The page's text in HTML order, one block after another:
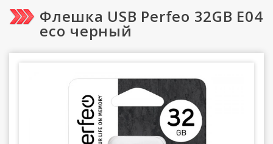
Флешка USB Perfeo 32GB E04
eco черный